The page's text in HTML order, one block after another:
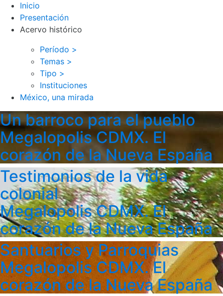
Inicio
Presentación
Acervo histórico
Período >
Temas >
Tipo >
Instituciones
México, una mirada
Un barroco para el pueblo
Megalopolis CDMX. El
corazón de la Nueva España
Testimonios de la vida
colonial
Megalopolis CDMX. El
corazón de la Nueva España
Santuarios y Parroquias
Megalopolis CDMX. El
corazón de la Nueva España